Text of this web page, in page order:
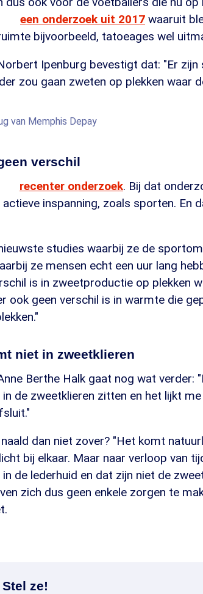
een onderzoek uit 2017 waaruit
bijvoorbeeld, tatoeages wel
Ipenburg bevestigt dat: "Er zijn
zou gaan zweten op plekken waar
van Memphis Depay
verschil
recenter onderzoek. Bij dat
inspanning, zoals sporten. En
studies waarbij ze de
ze mensen echt een uur lang
is in zweetproductie op plekken
ook geen verschil is in warmte die
niet in zweetklieren
Berthe Halk gaat nog wat verder:
de zweetklieren zitten en het lijkt
dan niet zover? "Het komt
bij elkaar. Maar naar verloop van
de lederhuid en dat zijn niet de
zich dus geen enkele zorgen te
ze!